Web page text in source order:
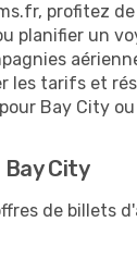
profitez
planifier un
les tarifs et
Bay City
City
de